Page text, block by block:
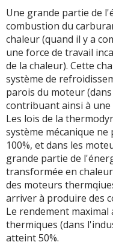
Une grande partie de
combustion du
chaleur (quand il y a
une force de travail
de la chaleur). Cette
système de
parois du moteur
contribuant ainsi à
Les lois de la
système mécanique
100%, et dans les
grande partie de
transformée en
des moteurs
arriver à produire des
Le rendement
thermiques (dans
atteint 50%.